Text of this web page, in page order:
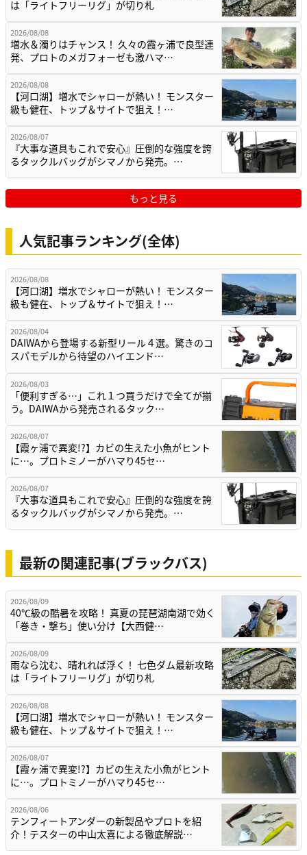
は「ライトフリーリグ」が切り札
2026/08/08
増水＆濁りはチャンス！ 久々の霞ヶ浦で良型連
発、プロトのメガフォーゼも激ハマ…
2026/08/08
【河口湖】増水でシャローが熱い！ モンスター
級も健在、トップ＆サイトで狙え！…
2026/08/07
『大事な道具もこれで安心』圧倒的な強度を誇
るタックルバッグがシマノから発売。…
もっと見る
人気記事ランキング(全体)
2026/08/08
【河口湖】増水でシャローが熱い！ モンスター
級も健在、トップ＆サイトで狙え！…
2026/08/04
DAIWAから登場する新型リール４選。驚きのコ
スパモデルから待望のハイエンド…
2026/08/03
「便利すぎる…」これ１つ買うだけで全てが揃
う。DAIWAから発売されるタック…
2026/08/07
【霞ヶ浦で異変!?】カビの生えた小魚がヒント
に…。プロトミノーがハマり45セ…
2026/08/07
『大事な道具もこれで安心』圧倒的な強度を誇
るタックルバッグがシマノから発売。…
最新の関連記事(ブラックバス)
2026/08/09
40℃級の酷暑を攻略！ 真夏の琵琶湖南湖で効く
「巻き・撃ち」使い分け【大西健…
2026/08/09
雨なら沈む、晴れれば浮く！ 七色ダム最新攻略
は「ライトフリーリグ」が切り札
2026/08/08
【河口湖】増水でシャローが熱い！ モンスター
級も健在、トップ＆サイトで狙え！…
2026/08/07
【霞ヶ浦で異変!?】カビの生えた小魚がヒント
に…。プロトミノーがハマり45セ…
2026/08/06
テンフィートアンダーの新製品やプロトを紹
介！テスターの中山太喜による徹底解説…